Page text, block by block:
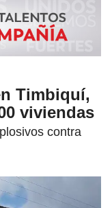
Timbiquí,
viviendas
contra